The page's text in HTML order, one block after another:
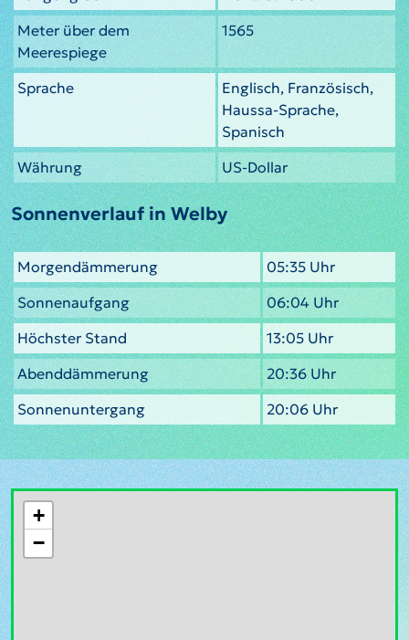
Meter über dem
Meerespiege
1565
Sprache
Englisch, Französisch,
Haussa-Sprache,
Spanisch
Währung
US-Dollar
Sonnenverlauf in Welby
Morgendämmerung
05:35 Uhr
Sonnenaufgang
06:04 Uhr
Höchster Stand
13:05 Uhr
Abenddämmerung
20:36 Uhr
Sonnenuntergang
20:06 Uhr
+
−